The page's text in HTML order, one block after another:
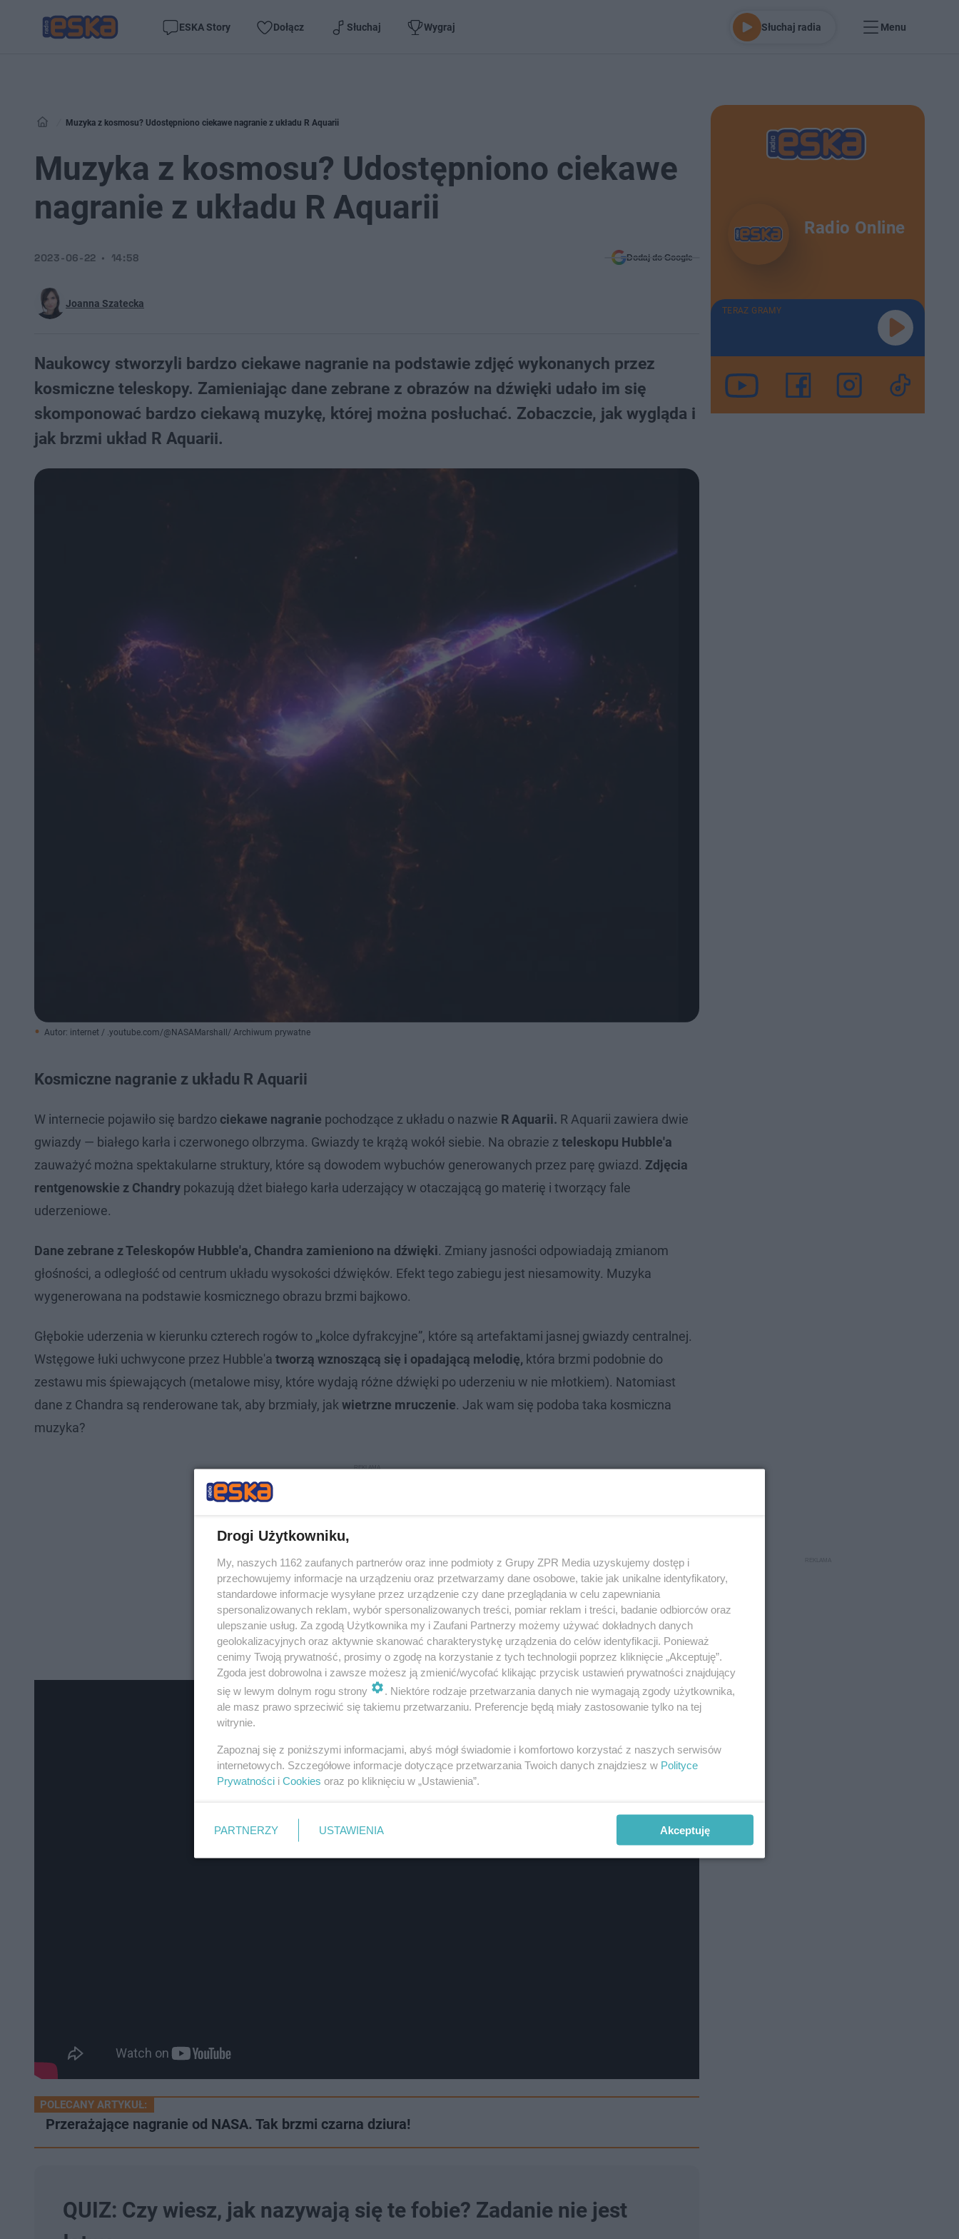
ESKA Story Dołącz Słuchaj Wygraj Słuchaj radia Menu
Muzyka z kosmosu? Udostępniono ciekawe nagranie z układu R Aquarii
Muzyka z kosmosu? Udostępniono ciekawe
nagranie z układu R Aquarii
Joanna Szatecka
2023-06-22 14:58 Dodaj do Google
Naukowcy stworzyli bardzo ciekawe nagranie na podstawie zdjęć wykonanych przez
kosmiczne teleskopy. Zamieniając dane zebrane z obrazów na dźwięki udało im się
skomponować bardzo ciekawą muzykę, której można posłuchać. Zobaczcie, jak wygląda i
jak brzmi układ R Aquarii.
Autor: internet / .youtube.com/@NASAMarshall/ Archiwum prywatne
Kosmiczne nagranie z układu R Aquarii
W internecie pojawiło się bardzo ciekawe nagranie pochodzące z układu o nazwie R Aquarii. R Aquarii zawiera dwie
gwiazdy — białego karła i czerwonego olbrzyma. Gwiazdy te krążą wokół siebie. Na obrazie z teleskopu Hubble'a
zauważyć można spektakularne struktury, które są dowodem wybuchów generowanych przez parę gwiazd. Zdjęcia
rentgenowskie z Chandry pokazują dżet białego karła uderzający w otaczającą go materię i tworzący fale
uderzeniowe.
Dane zebrane z Teleskopów Hubble'a, Chandra zamieniono na dźwięki. Zmiany jasności odpowiadają zmianom
głośności, a odległość od centrum układu wysokości dźwięków. Efekt tego zabiegu jest niesamowity. Muzyka
wygenerowana na podstawie kosmicznego obrazu brzmi bajkowo.
Głębokie uderzenia w kierunku czterech rogów to „kolce dyfrakcyjne”, które są artefaktami jasnej gwiazdy centralnej.
Wstęgowe łuki uchwycone przez Hubble'a tworzą wznoszącą się i opadającą melodię, która brzmi podobnie do
zestawu mis śpiewających (metalowe misy, które wydają różne dźwięki po uderzeniu w nie młotkiem). Natomiast
dane z Chandra są renderowane tak, aby brzmiały, jak wietrzne mruczenie. Jak wam się podoba taka kosmiczna
muzyka?
POLECANY ARTYKUŁ:
Przerażające nagranie od NASA. Tak brzmi czarna dziura!
QUIZ: Czy wiesz, jak nazywają się te fobie? Zadanie nie jest
Radio Online
TERAZ GRAMY
Drogi Użytkowniku,
My, naszych 1162 zaufanych partnerów oraz inne podmioty z Grupy ZPR Media uzyskujemy dostęp i
przechowujemy informacje na urządzeniu oraz przetwarzamy dane osobowe, takie jak unikalne identyfikatory,
standardowe informacje wysyłane przez urządzenie czy dane przeglądania w celu zapewniania
spersonalizowanych reklam, wybór spersonalizowanych treści, pomiar reklam i treści, badanie odbiorców oraz
ulepszanie usług. Za zgodą Użytkownika my i Zaufani Partnerzy możemy używać dokładnych danych
geolokalizacyjnych oraz aktywnie skanować charakterystykę urządzenia do celów identyfikacji. Ponieważ
cenimy Twoją prywatność, prosimy o zgodę na korzystanie z tych technologii poprzez kliknięcie „Akceptuję”.
Zgoda jest dobrowolna i zawsze możesz ją zmienić/wycofać klikając przycisk ustawień prywatności znajdujący
się w lewym dolnym rogu strony
. Niektóre rodzaje przetwarzania danych nie wymagają zgody użytkownika,
ale masz prawo sprzeciwić się takiemu przetwarzaniu. Preferencje będą miały zastosowanie tylko na tej
witrynie.
Zapoznaj się z poniższymi informacjami, abyś mógł świadomie i komfortowo korzystać z naszych serwisów
internetowych. Szczegółowe informacje dotyczące przetwarzania Twoich danych znajdziesz w Polityce
Prywatności i Cookies oraz po kliknięciu w „Ustawienia”.
PARTNERZY USTAWIENIA Akceptuję